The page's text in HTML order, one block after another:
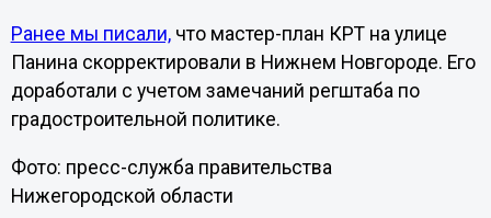
Ранее мы писали,что мастер-план КРТ на улице
Панина скорректировали в Нижнем Новгороде. Его
доработали с учетом замечаний регштаба по
градостроительной политике.
Фото: пресс-служба правительства
Нижегородской области